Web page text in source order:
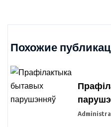
Похожие